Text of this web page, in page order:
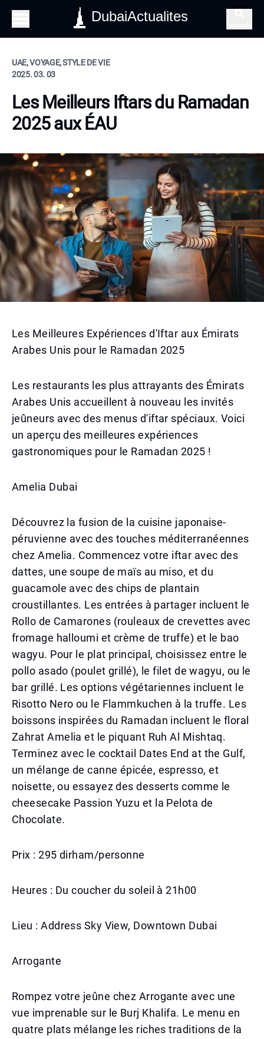
DubaiActualites
UAE, VOYAGE, STYLE DE VIE
2025. 03. 03
Les Meilleurs Iftars du Ramadan
2025 aux ÉAU
Les Meilleures Expériences d'Iftar aux Émirats
Arabes Unis pour le Ramadan 2025
Les restaurants les plus attrayants des Émirats
Arabes Unis accueillent à nouveau les invités
jeûneurs avec des menus d'iftar spéciaux. Voici
un aperçu des meilleures expériences
gastronomiques pour le Ramadan 2025 !
Amelia Dubai
Découvrez la fusion de la cuisine japonaise-
péruvienne avec des touches méditerranéennes
chez Amelia. Commencez votre iftar avec des
dattes, une soupe de maïs au miso, et du
guacamole avec des chips de plantain
croustillantes. Les entrées à partager incluent le
Rollo de Camarones (rouleaux de crevettes avec
fromage halloumi et crème de truffe) et le bao
wagyu. Pour le plat principal, choisissez entre le
pollo asado (poulet grillé), le filet de wagyu, ou le
bar grillé. Les options végétariennes incluent le
Risotto Nero ou le Flammkuchen à la truffe. Les
boissons inspirées du Ramadan incluent le floral
Zahrat Amelia et le piquant Ruh Al Mishtaq.
Terminez avec le cocktail Dates End at the Gulf,
un mélange de canne épicée, espresso, et
noisette, ou essayez des desserts comme le
cheesecake Passion Yuzu et la Pelota de
Chocolate.
Prix : 295 dirham/personne
Heures : Du coucher du soleil à 21h00
Lieu : Address Sky View, Downtown Dubai
Arrogante
Rompez votre jeûne chez Arrogante avec une
vue imprenable sur le Burj Khalifa. Le menu en
quatre plats mélange les riches traditions de la